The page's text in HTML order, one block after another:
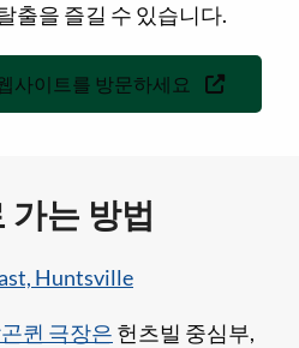
출을 즐길 수 있습니다.
사이트를 방문하세요
는 방법
Huntsville
퀸 극장은 헌츠빌 중심부,